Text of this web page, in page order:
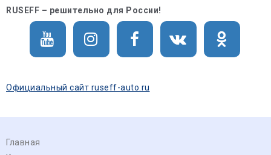
RUSEFF – решительно для России!
Официальный сайт ruseff-auto.ru
Главная